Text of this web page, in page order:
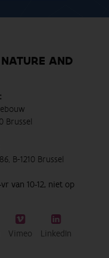
AND
Brussel
B-1210 Brussel
van 10-12, niet op
Vimeo LinkedIn